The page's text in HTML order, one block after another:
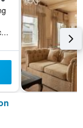
50 Great Cumberland Place, London, United Kingdom